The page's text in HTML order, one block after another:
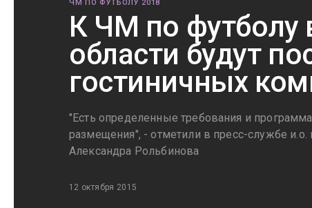
ЧМ ПО ФУТБОЛУ 2018
К ЧМ по футболу
области будут
гостиничных
"Есть определенные требования и
размещения", - отметили в пресс-службе и.о.
Александра Рольбинова
12 октября 2015